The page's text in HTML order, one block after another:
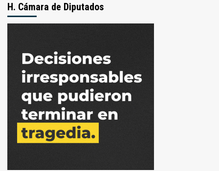
H. Cámara de Diputados